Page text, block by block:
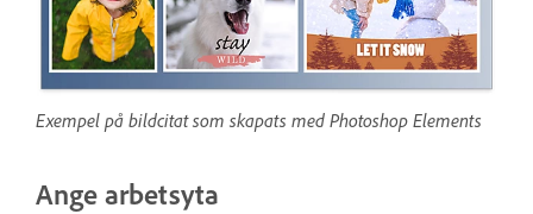
Exempel på bildcitat som skapats med Photoshop Elements
Ange arbetsyta